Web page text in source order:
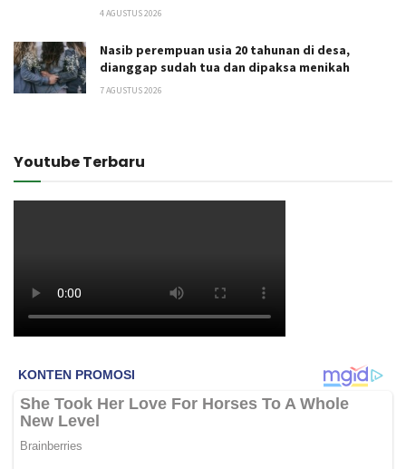
4 AGUSTUS 2026
Nasib perempuan usia 20 tahunan di desa,
dianggap sudah tua dan dipaksa menikah
7 AGUSTUS 2026
Youtube Terbaru